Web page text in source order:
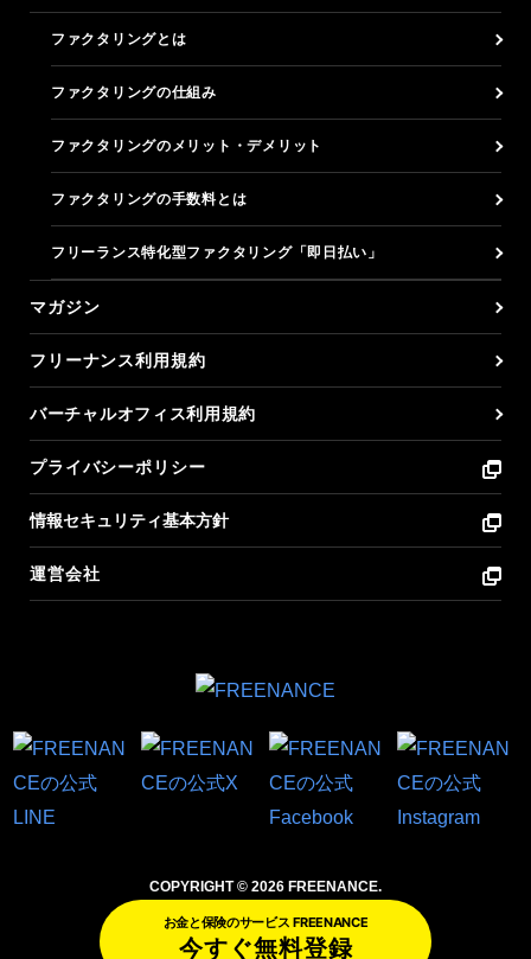
お金と保険のサービス FREENANCE
今すぐ無料登録
ファクタリングとは
ファクタリングの仕組み
ファクタリングのメリット・デメリット
ファクタリングの手数料とは
フリーランス特化型ファクタリング「即日払い」
マガジン
フリーナンス利用規約
バーチャルオフィス利用規約
プライバシーポリシー
情報セキュリティ基本方針
運営会社
COPYRIGHT © 2026 FREENANCE.